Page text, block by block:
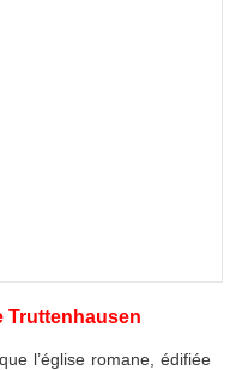
Truttenhausen
l’église romane, édifiée